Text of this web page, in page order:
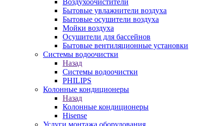
Воздухоочистители
Бытовые увлажнители воздуха
Бытовые осушители воздуха
Мойки воздуха
Осушители для бассейнов
Бытовые вентиляционные установки
Системы водоочистки
Назад
Системы водоочистки
PHILIPS
Колонные кондиционеры
Назад
Колонные кондиционеры
Hisense
Услуги монтажа оборудования